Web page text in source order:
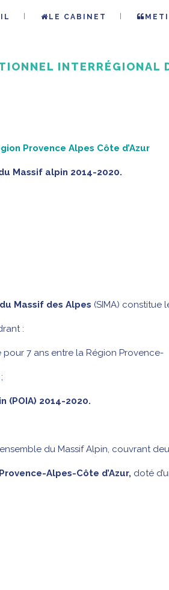
LE CABINET
INTERRÉGIONAL
Provence Alpes Côte d’Azur
Massif alpin 2014-2020.
Massif des Alpes (SIMA) constitue
:
pour 7 ans entre la Région Provence-
(POIA) 2014-2020.
du Massif Alpin, couvrant
Alpes-Côte d’Azur, doté